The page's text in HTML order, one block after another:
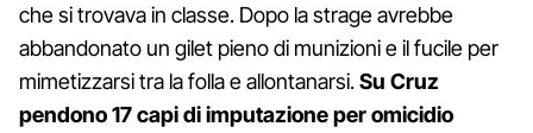
che si trovava in classe. Dopo la strage avrebbe
abbandonato un gilet pieno di munizioni e il fucile per
mimetizzarsi tra la folla e allontanarsi.Su Cruz
pendono 17 capi di imputazione per omicidio